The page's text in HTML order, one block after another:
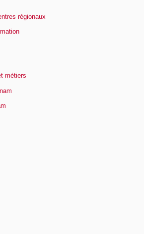
régionaux
métiers